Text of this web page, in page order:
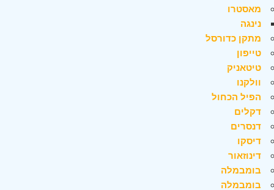
מאסטרו
נינגה
מתקן כדורסל
טייפון
טיטאניק
וולקנו
הפיל הכחול
דקלים
דנסרים
דיסקו
דינוזאור
בומבמלה
בומבמלה